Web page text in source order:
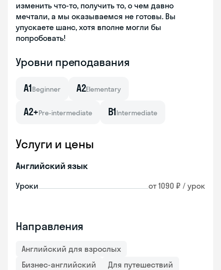
изменить что-то, получить то, о чем давно
мечтали, а мы оказываемся не готовы. Вы
упускаете шанс, хотя вполне могли бы
попробовать!
Уровни преподавания
A1Beginner A2Elementary
A2+Pre-intermediate B1Intermediate
Услуги и цены
Английский язык
Уроки от 1090 ₽ / урок
Направления
Английский для взрослых
Бизнес-английский
Для путешествий